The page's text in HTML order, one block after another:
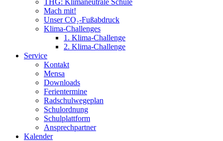
THG: Klimaneutrale Schule
Mach mit!
Unser CO₂-Fußabdruck
Klima-Challenges
1. Klima-Challenge
2. Klima-Challenge
Service
Kontakt
Mensa
Downloads
Ferientermine
Radschulwegeplan
Schulordnung
Schulplattform
Ansprechpartner
Kalender